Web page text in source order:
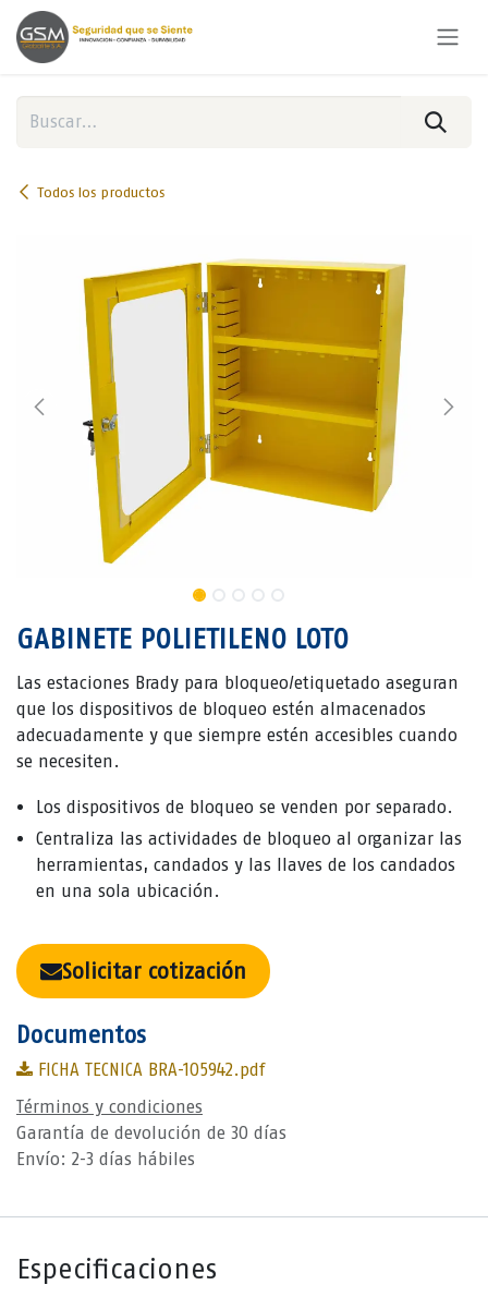
Ir al contenido
Todos los productos
GABINETE POLIETILENO LOTO
Las estaciones Brady para bloqueo/etiquetado aseguran
que los dispositivos de bloqueo estén almacenados
adecuadamente y que siempre estén accesibles cuando
se necesiten.
Los dispositivos de bloqueo se venden por separado.
Centraliza las actividades de bloqueo al organizar las
herramientas, candados y las llaves de los candados
en una sola ubicación.
Solicitar cotización
Documentos
FICHA TECNICA BRA-105942.pdf
Términos y condiciones
Garantía de devolución de 30 días
Envío: 2-3 días hábiles
Especificaciones